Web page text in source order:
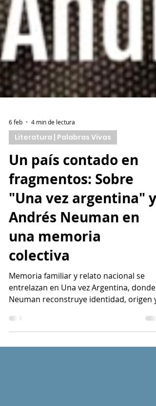
6 feb 4 min de lectura
Literatura | Palabras Vivas
Un país contado en
fragmentos: Sobre
"Una vez argentina" y
Andrés Neuman en
una memoria
colectiva
Memoria familiar y relato nacional se
entrelazan en Una vez Argentina, donde
Neuman reconstruye identidad, origen y